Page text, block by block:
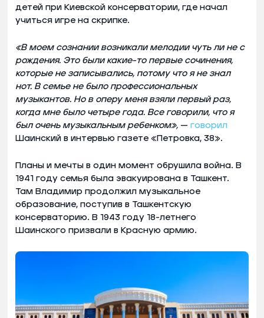
детей при Киевской консерватории, где начал
учиться игре на скрипке.
«В моем сознании возникали мелодии чуть ли не с
рождения. Это были какие-то первые сочинения,
которые не записывались, потому что я не знал
нот. В семье не было профессиональных
музыкантов. Но в оперу меня взяли первый раз,
когда мне было четыре года. Все говорили, что я
был очень музыкальным ребенком», — говорил
Шаинский в интервью газете «Петровка, 38».
Планы и мечты в один момент обрушила война. В
1941 году семья была эвакуирована в Ташкент.
Там Владимир продолжил музыкальное
образование, поступив в Ташкентскую
консерваторию. В 1943 году 18-летнего
Шаинского призвали в Красную армию.